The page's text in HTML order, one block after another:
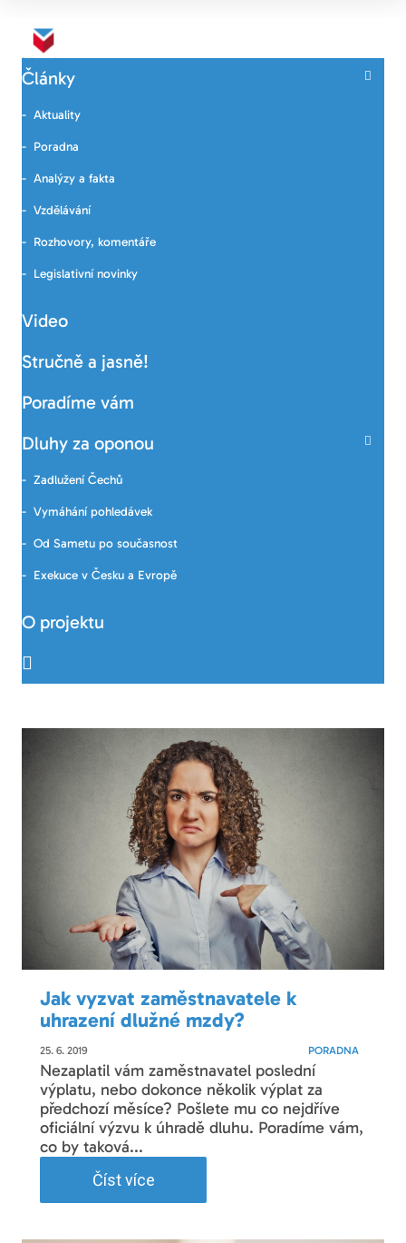
Články
Aktuality
Poradna
Analýzy a fakta
Vzdělávání
Rozhovory, komentáře
Legislativní novinky
Video
Stručně a jasně!
Poradíme vám
Dluhy za oponou
Zadlužení Čechů
Vymáhání pohledávek
Od Sametu po současnost
Exekuce v Česku a Evropě
O projektu
Jak vyzvat zaměstnavatele k
uhrazení dlužné mzdy?
25. 6. 2019 PORADNA
Nezaplatil vám zaměstnavatel poslední
výplatu, nebo dokonce několik výplat za
předchozí měsíce? Pošlete mu co nejdříve
oficiální výzvu k úhradě dluhu. Poradíme vám,
co by taková...
Číst více